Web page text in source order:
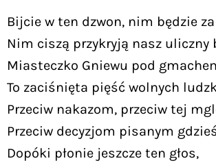
Bijcie w ten dzwon, nim będzie
Nim ciszą przykryją nasz uliczny
Miasteczko Gniewu pod
To zaciśnięta pięść wolnych
Przeciw nakazom, przeciw tej
Przeciw decyzjom pisanym
Dopóki płonie jeszcze ten głos,